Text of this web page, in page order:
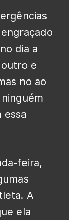
dia a
e
no ao
essa
feira,
A
ela